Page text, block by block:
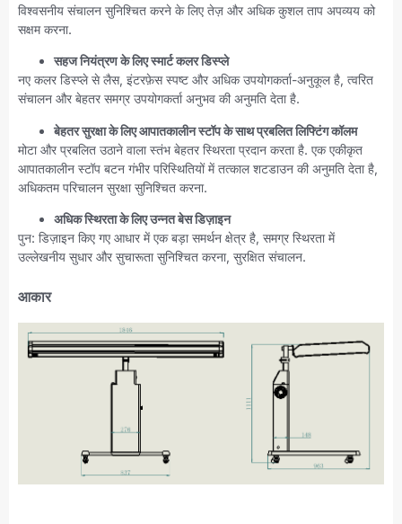
विश्वसनीय संचालन सुनिश्चित करने के लिए तेज़ और अधिक कुशल ताप अपव्यय को
सक्षम करना.
सहज नियंत्रण के लिए स्मार्ट कलर डिस्प्ले
नए कलर डिस्प्ले से लैस, इंटरफ़ेस स्पष्ट और अधिक उपयोगकर्ता-अनुकूल है, त्वरित
संचालन और बेहतर समग्र उपयोगकर्ता अनुभव की अनुमति देता है.
बेहतर सुरक्षा के लिए आपातकालीन स्टॉप के साथ प्रबलित लिफ्टिंग कॉलम
मोटा और प्रबलित उठाने वाला स्तंभ बेहतर स्थिरता प्रदान करता है. एक एकीकृत
आपातकालीन स्टॉप बटन गंभीर परिस्थितियों में तत्काल शटडाउन की अनुमति देता है,
अधिकतम परिचालन सुरक्षा सुनिश्चित करना.
अधिक स्थिरता के लिए उन्नत बेस डिज़ाइन
पुन: डिज़ाइन किए गए आधार में एक बड़ा समर्थन क्षेत्र है, समग्र स्थिरता में
उल्लेखनीय सुधार और सुचारूता सुनिश्चित करना, सुरक्षित संचालन.
आकार